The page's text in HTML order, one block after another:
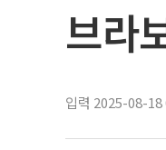
브라
입력 2025-08-18